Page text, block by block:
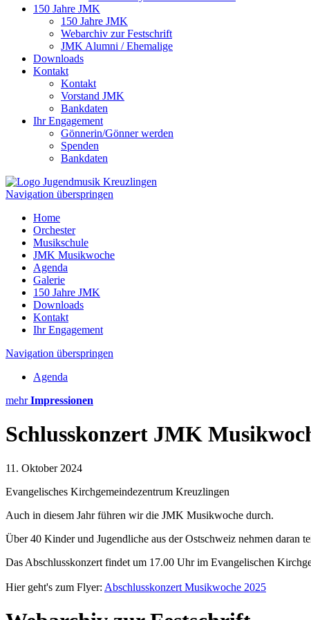
150 Jahre JMK
150 Jahre JMK
Webarchiv zur Festschrift
JMK Alumni / Ehemalige
Downloads
Kontakt
Kontakt
Vorstand JMK
Bankdaten
Ihr Engagement
Gönnerin/Gönner werden
Spenden
Bankdaten
Navigation überspringen
Home
Orchester
Musikschule
JMK Musikwoche
Agenda
Galerie
150 Jahre JMK
Downloads
Kontakt
Ihr Engagement
Navigation überspringen
Agenda
mehrImpressionen
Schlusskonzert JMK
11. Oktober 2024
Evangelisches Kirchgemeindezentrum Kreuzlingen
Auch in diesem Jahr führen wir die JMK Musikwoche durch.
Über 40 Kinder und Jugendliche aus der Ostschweiz nehmen daran
Das Abschlusskonzert findet um 17.00 Uhr im Evangelischen
Hier geht's zum Flyer: Abschlusskonzert Musikwoche 2025